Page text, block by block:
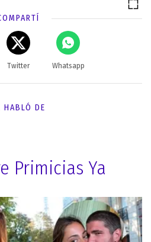
Twitter Whatsapp
HABLÓ DE
Primicias Ya